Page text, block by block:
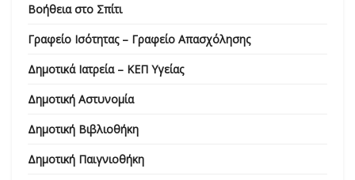
Βοήθεια στο Σπίτι
Γραφείο Ισότητας – Γραφείο Απασχόλησης
Δημοτικά Ιατρεία – ΚΕΠ Υγείας
Δημοτική Αστυνομία
Δημοτική Βιβλιοθήκη
Δημοτική Παιγνιοθήκη